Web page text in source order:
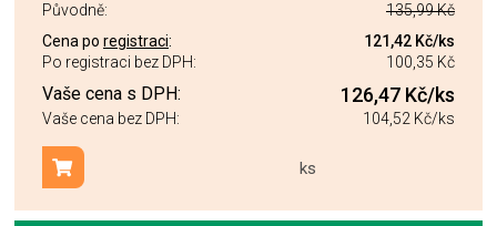
Původně:
135,99 Kč
Cena po registraci: 121,42 Kč/ks
Po registraci bez DPH:
100,35 Kč
Vaše cena s DPH: 126,47 Kč/ks
Vaše cena bez DPH: 104,52 Kč/ks
ks
Přidat do košíku